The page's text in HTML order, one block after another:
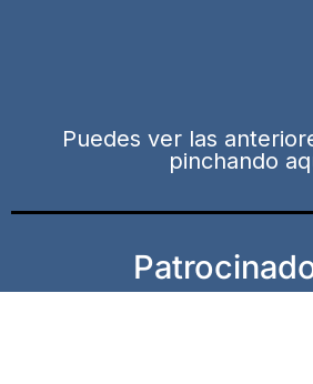
Puedes ver las
pinchando